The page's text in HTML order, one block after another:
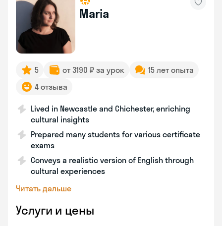
Maria
5 от 3190 ₽ за урок
15 лет опыта
4 отзыва
Lived in Newcastle and Chichester, enriching
cultural insights
Prepared many students for various certificate
exams
Conveys a realistic version of English through
cultural experiences
Читать дальше
Услуги и цены